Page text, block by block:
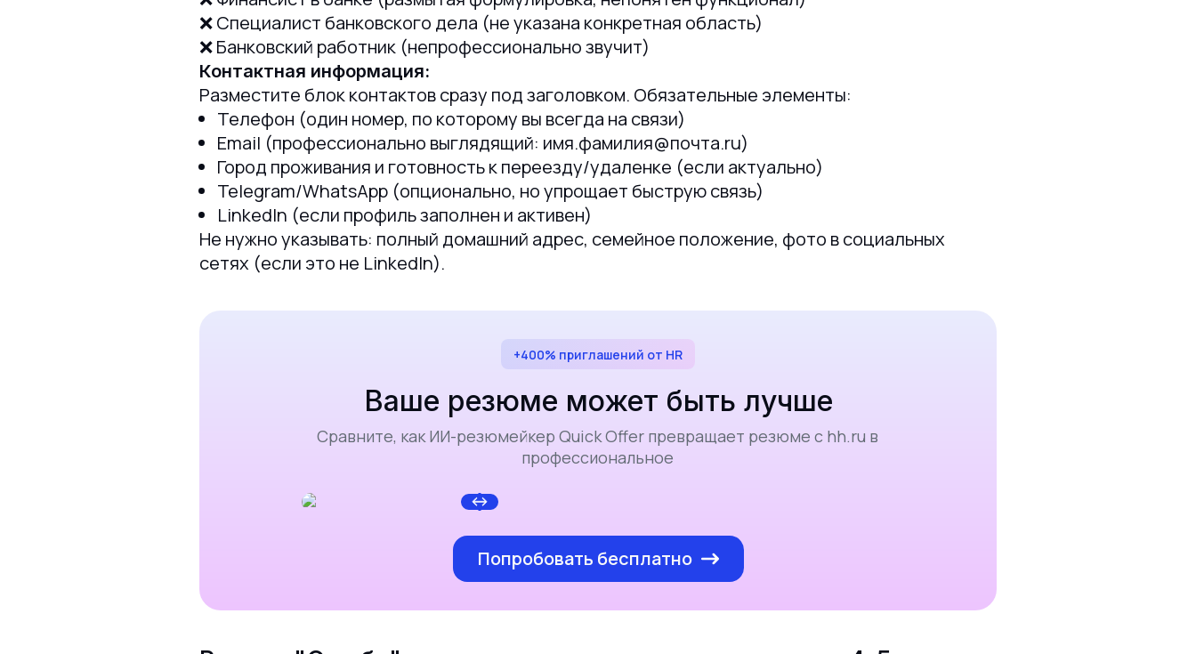
❌ Специалист банковского дела (не указана конкретная область)
❌ Банковский работник (непрофессионально звучит)
Контактная информация:
Разместите блок контактов сразу под заголовком. Обязательные элементы:
Телефон (один номер, по которому вы всегда на связи)
Email (профессионально выглядящий: имя.фамилия@почта.ru)
Город проживания и готовность к переезду/удаленке (если актуально)
Telegram/WhatsApp (опционально, но упрощает быструю связь)
LinkedIn (если профиль заполнен и активен)
Не нужно указывать: полный домашний адрес, семейное положение, фото в социальных
сетях (если это не LinkedIn).
+400% приглашений от HR
Ваше резюме может быть лучше
Сравните, как ИИ-резюмейкер Quick Offer превращает резюме с hh.ru в
профессиональное
Попробовать бесплатно